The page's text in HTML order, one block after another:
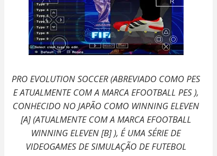
PRO EVOLUTION SOCCER (ABREVIADO COMO PES
E ATUALMENTE COM A MARCA EFOOTBALL PES ),
CONHECIDO NO JAPÃO COMO WINNING ELEVEN
[A] (ATUALMENTE COM A MARCA EFOOTBALL
WINNING ELEVEN [B] ), É UMA SÉRIE DE
VIDEOGAMES DE SIMULAÇÃO DE FUTEBOL